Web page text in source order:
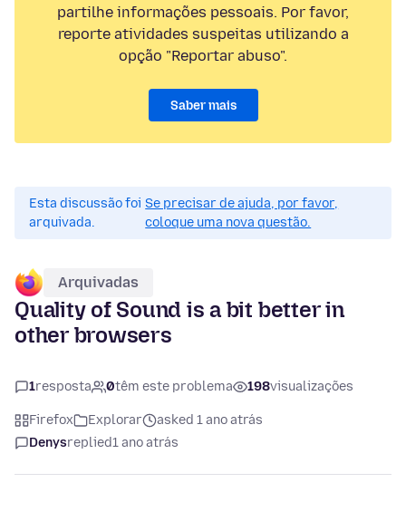
partilhe informações pessoais. Por favor,
reporte atividades suspeitas utilizando a
opção "Reportar abuso".
Saber mais
Esta discussão foi
arquivada.
Se precisar de ajuda, por favor,
coloque uma nova questão.
Arquivadas
Quality of Sound is a bit better in
other browsers
1resposta 0têm este problema 198visualizações
Firefox Explorar
asked 1 ano atrás
Denysreplied1 ano atrás